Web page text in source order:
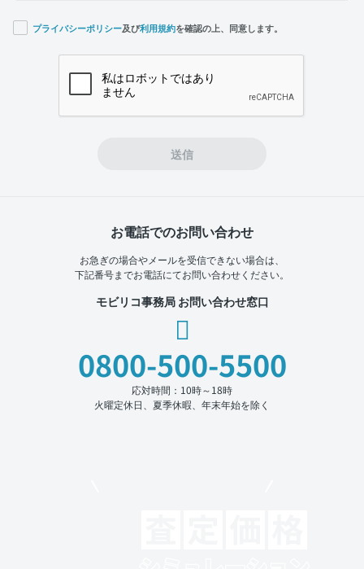
プライバシーポリシー及び利用規約を確認の上、同意します。
送信
お電話でのお問い合わせ
お急ぎの場合やメールを受信できない場合は、
下記番号までお電話にてお問い合わせください。
モビリコ事務局 お問い合わせ窓口
0800-500-5500
応対時間：10時～18時
火曜定休日、夏季休暇、年末年始を除く